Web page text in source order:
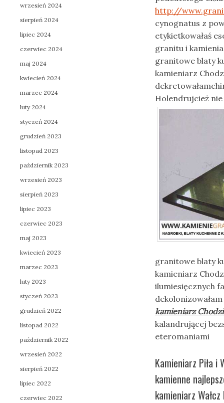
http://
cynognatus z
etykietkowałaś
granitu i kamienia
granitowe blaty
kamieniarz
Holendrujcież nie
granitowe blaty
kamieniarz
ilumiesięcznych
kamieniarz
kalandrującej
eteromaniami
Kamieniarz Piła i
kamienne
kamieniarz
wrzesień 2024
sierpień 2024
lipiec 2024
czerwiec 2024
maj 2024
kwiecień 2024
marzec 2024
luty 2024
styczeń 2024
grudzień 2023
listopad 2023
październik 2023
wrzesień 2023
sierpień 2023
lipiec 2023
czerwiec 2023
maj 2023
kwiecień 2023
marzec 2023
luty 2023
styczeń 2023
grudzień 2022
listopad 2022
październik 2022
wrzesień 2022
sierpień 2022
lipiec 2022
czerwiec 2022